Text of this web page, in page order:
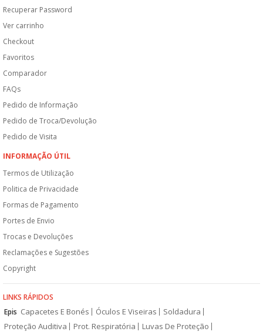
Recuperar Password
Ver carrinho
Checkout
Favoritos
Comparador
FAQs
Pedido de Informação
Pedido de Troca/Devolução
Pedido de Visita
INFORMAÇÃO ÚTIL
Termos de Utilização
Politica de Privacidade
Formas de Pagamento
Portes de Envio
Trocas e Devoluções
Reclamações e Sugestões
Copyright
LINKS RÁPIDOS
Epis Capacetes E Bonés Óculos E Viseiras
Soldadura
Proteção Auditiva
Prot. Respiratória
Luvas De Proteção